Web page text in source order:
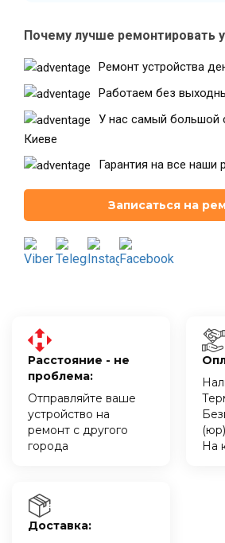
Почему лучше ремонтировать
Ремонт устройства
Работаем без
У нас самый большой
Киеве
Гарантия на все наши
Записаться на
Расстояние - не
проблема:
Отправляйте ваше
устройство на
ремонт с другого
города
На
Доставка: